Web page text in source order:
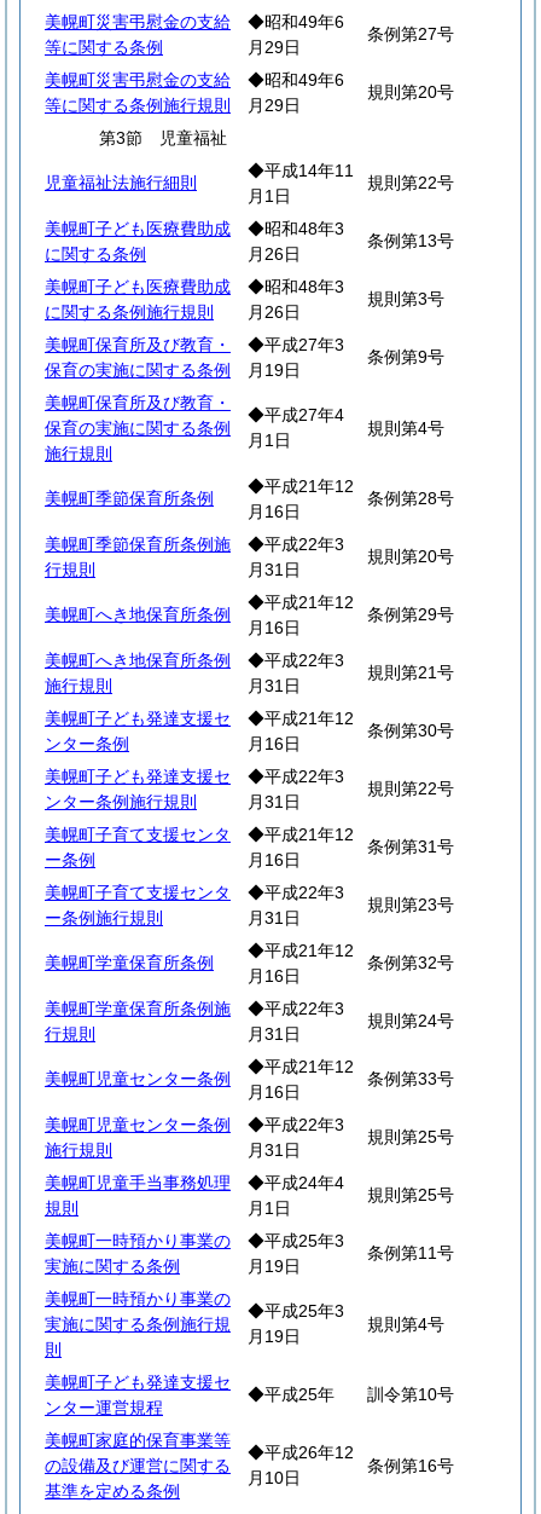
美幌町災害弔慰金の支給
等に関する条例
◆昭和49年6
月29日
条例第27号
美幌町災害弔慰金の支給
等に関する条例施行規則
◆昭和49年6
月29日
規則第20号
第3節 児童福祉
児童福祉法施行細則
◆平成14年11
月1日
規則第22号
美幌町子ども医療費助成
に関する条例
◆昭和48年3
月26日
条例第13号
美幌町子ども医療費助成
に関する条例施行規則
◆昭和48年3
月26日
規則第3号
美幌町保育所及び教育・
保育の実施に関する条例
◆平成27年3
月19日
条例第9号
美幌町保育所及び教育・
保育の実施に関する条例
施行規則
◆平成27年4
月1日
規則第4号
美幌町季節保育所条例
◆平成21年12
月16日
条例第28号
美幌町季節保育所条例施
行規則
◆平成22年3
月31日
規則第20号
美幌町へき地保育所条例
◆平成21年12
月16日
条例第29号
美幌町へき地保育所条例
施行規則
◆平成22年3
月31日
規則第21号
美幌町子ども発達支援セ
ンター条例
◆平成21年12
月16日
条例第30号
美幌町子ども発達支援セ
ンター条例施行規則
◆平成22年3
月31日
規則第22号
美幌町子育て支援センタ
ー条例
◆平成21年12
月16日
条例第31号
美幌町子育て支援センタ
ー条例施行規則
◆平成22年3
月31日
規則第23号
美幌町学童保育所条例
◆平成21年12
月16日
条例第32号
美幌町学童保育所条例施
行規則
◆平成22年3
月31日
規則第24号
美幌町児童センター条例
◆平成21年12
月16日
条例第33号
美幌町児童センター条例
施行規則
◆平成22年3
月31日
規則第25号
美幌町児童手当事務処理
規則
◆平成24年4
月1日
規則第25号
美幌町一時預かり事業の
実施に関する条例
◆平成25年3
月19日
条例第11号
美幌町一時預かり事業の
実施に関する条例施行規
則
◆平成25年3
月19日
規則第4号
美幌町子ども発達支援セ
ンター運営規程
◆平成25年 訓令第10号
美幌町家庭的保育事業等
の設備及び運営に関する
基準を定める条例
◆平成26年12
月10日
条例第16号